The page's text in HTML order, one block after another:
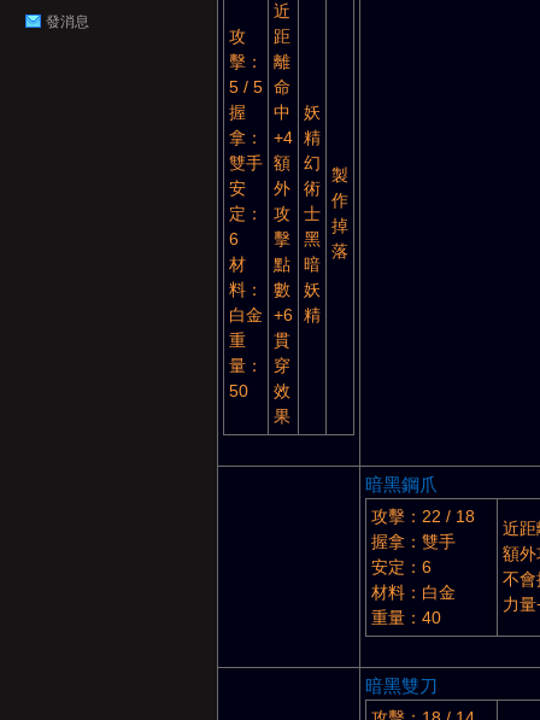
發消息
攻
擊：
5 / 5
握
拿：
雙手
安
定：
6
材
料：
白金
重
量：
50
近
距
離
命
中
+4
額
外
攻
擊
點
數
+6
貫
穿
效
果
妖
精
幻
術
士
黑
暗
妖
精
製
作
掉
落
暗黑鋼爪
攻擊：22 / 18
握拿：雙手
安定：6
材料：白金
重量：40
近距
額外
不會
力量
暗黑雙刀